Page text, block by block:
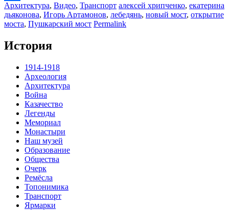
Отправить
Архитектура, Видео, Транспорт алексей хрипченко, екатерина
дьяконова, Игорь Артамонов, лебедянь, новый мост, открытие
моста, Пушкарский мост Permalink
История
1914-1918
Археология
Архитектура
Война
Казачество
Легенды
Мемориал
Монастыри
Наш музей
Образование
Общества
Очерк
Ремёсла
Топонимика
Транспорт
Ярмарки